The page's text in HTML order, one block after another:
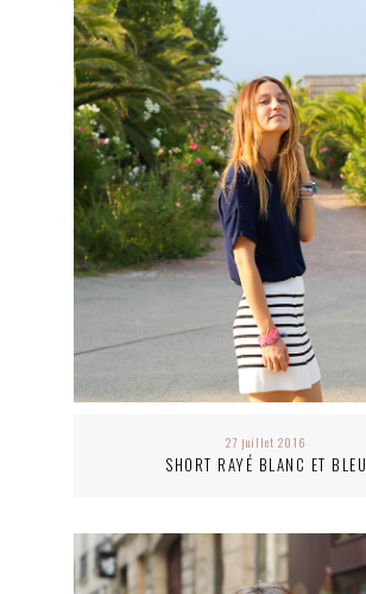
27 juillet 2016
SHORT RAYÉ BLANC ET BLEU